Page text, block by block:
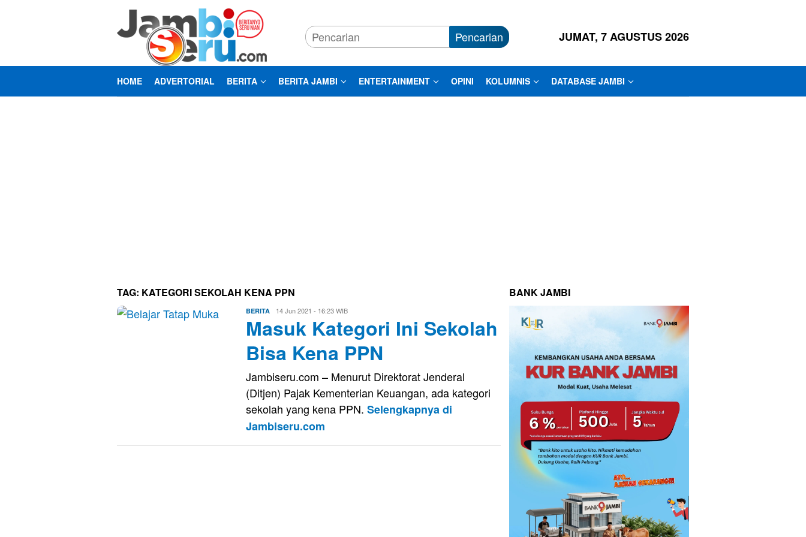
Pencarian JUMAT, 7 AGUSTUS 2026
HOME ADVERTORIAL BERITA BERITA JAMBI ENTERTAINMENT OPINI KOLUMNIS DATABASE JAMBI
TAG: KATEGORI SEKOLAH KENA PPN
BERITA Eri14 Jun 2021 - 16:23 WIB
Masuk Kategori Ini Sekolah
Bisa Kena PPN
Jambiseru.com – Menurut Direktorat Jenderal
(Ditjen) Pajak Kementerian Keuangan, ada kategori
sekolah yang kena PPN. Selengkapnya di
Jambiseru.com
BANK JAMBI